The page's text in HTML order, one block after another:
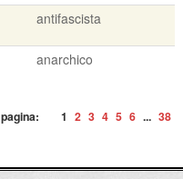
antifascista
anarchico
pagina: 1 2 3 4 5 6 ... 38